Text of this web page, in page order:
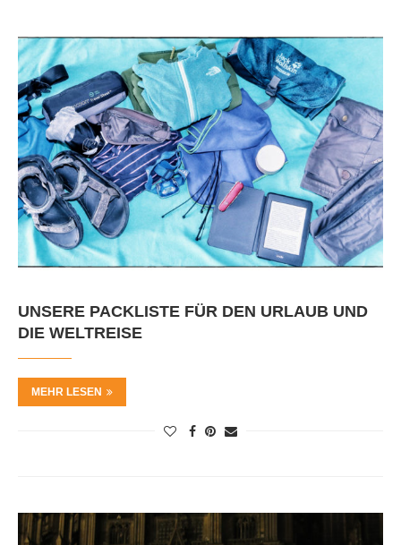
UNSERE PACKLISTE FÜR DEN URLAUB UND
DIE WELTREISE
MEHR LESEN